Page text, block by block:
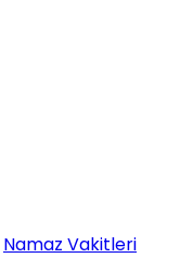
Namaz Vakitleri